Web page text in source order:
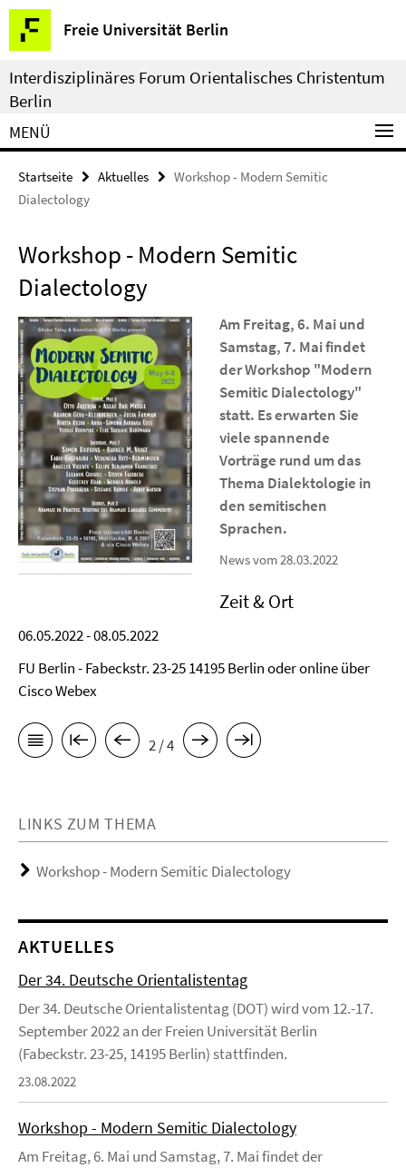
Springe
direkt
zu
Inhalt
Freie Universität Berlin
Service-
Navigation
Interdisziplinäres Forum Orientalisches Christentum
Berlin
MENÜ
Startseite Aktuelles
Workshop - Modern Semitic
Dialectology
Workshop - Modern Semitic
Dialectology
Am Freitag, 6. Mai und
Samstag, 7. Mai findet
der Workshop "Modern
Semitic Dialectology"
statt. Es erwarten Sie
viele spannende
Vorträge rund um das
Thema Dialektologie in
den semitischen
Sprachen.
News vom 28.03.2022
Zeit & Ort
06.05.2022 - 08.05.2022
FU Berlin - Fabeckstr. 23-25 14195 Berlin oder online über
Cisco Webex
2 / 4
LINKS ZUM THEMA
Workshop - Modern Semitic Dialectology
AKTUELLES
Der 34. Deutsche Orientalistentag
Der 34. Deutsche Orientalistentag (DOT) wird vom 12.-17.
September 2022 an der Freien Universität Berlin
(Fabeckstr. 23-25, 14195 Berlin) stattfinden.
23.08.2022
Workshop - Modern Semitic Dialectology
Am Freitag, 6. Mai und Samstag, 7. Mai findet der